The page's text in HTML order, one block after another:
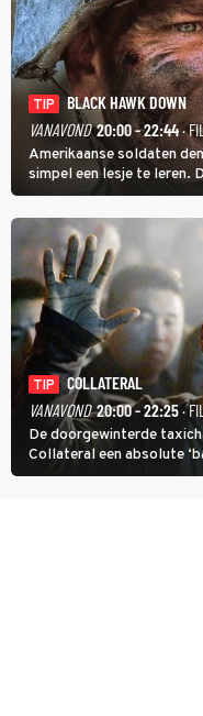
TIP
BLACK HAWK DOWN
VANAVOND 20:00 - 22:44·
Amerikaanse soldaten
simpel een lesje te leren.
verloopt in Black Hawk
TIP
COLLATERAL
VANAVOND 20:00 - 22:25·
De doorgewinterde
Collateral een absolute
Cruise) heeft hem nodig